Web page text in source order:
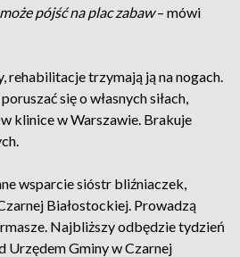
pójść na plac zabaw– mówi
rehabilitacje trzymają ją na nogach.
się o własnych siłach,
klinice w Warszawie. Brakuje
wsparcie sióstr bliźniaczek,
Białostockiej. Prowadzą
Najbliższy odbędzie tydzień
Urzędem Gminy w Czarnej